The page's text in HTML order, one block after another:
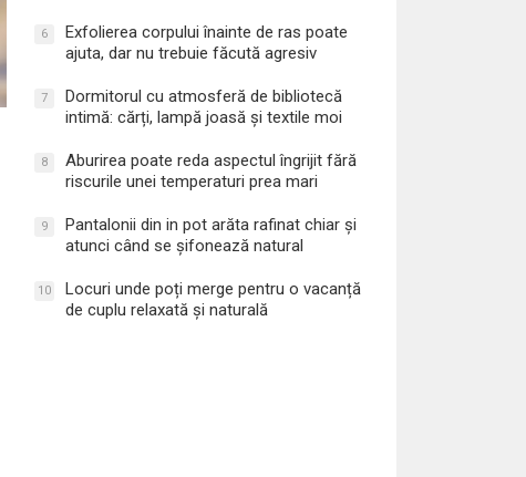
6
Exfolierea corpului înainte de ras poate
ajuta, dar nu trebuie făcută agresiv
7
Dormitorul cu atmosferă de bibliotecă
intimă: cărți, lampă joasă și textile moi
8
Aburirea poate reda aspectul îngrijit fără
riscurile unei temperaturi prea mari
9
Pantalonii din in pot arăta rafinat chiar și
atunci când se șifonează natural
10
Locuri unde poți merge pentru o vacanță
de cuplu relaxată și naturală